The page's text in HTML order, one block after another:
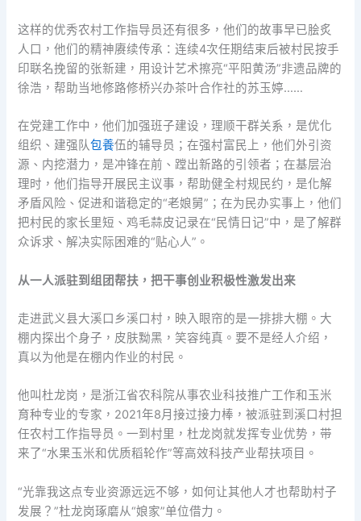
这样的优秀农村工作指导员还有很多，他们的故事早已脍炙
人口，他们的精神赓续传承：连续4次任期结束后被村民按手
印联名挽留的张新建，用设计艺术擦亮“平阳黄汤”非遗品牌的
徐浩，帮助当地修路修桥兴办茶叶合作社的苏玉婷……
在党建工作中，他们加强班子建设，理顺干群关系，是优化
组织、建强队包養伍的辅导员；在强村富民上，他们外引资
源、内挖潜力，是冲锋在前、蹚出新路的引领者；在基层治
理时，他们指导开展民主议事，帮助健全村规民约，是化解
矛盾风险、促进和谐稳定的“老娘舅”；在为民办实事上，他们
把村民的家长里短、鸡毛蒜皮记录在“民情日记”中，是了解群
众诉求、解决实际困难的“贴心人”。
从一人派驻到组团帮扶，把干事创业积极性激发出来
走进武义县大溪口乡溪口村，映入眼帘的是一排排大棚。大
棚内探出个身子，皮肤黝黑，笑容纯真。要不是经人介绍，
真以为他是在棚内作业的村民。
他叫杜龙岗，是浙江省农科院从事农业科技推广工作和玉米
育种专业的专家，2021年8月接过接力棒，被派驻到溪口村担
任农村工作指导员。一到村里，杜龙岗就发挥专业优势，带
来了“水果玉米和优质稻轮作”等高效科技产业帮扶项目。
“光靠我这点专业资源远远不够，如何让其他人才也帮助村子
发展？”杜龙岗琢磨从“娘家”单位借力。